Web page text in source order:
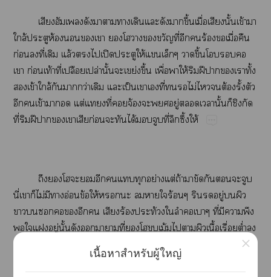
​​​​​​​​​ึ้​ื่​​ั้​ข้​​
ล้​​ห้​​​​​​​​​ี่​​​ร้​​ื่​​
ก่​​ี่​​ล้​​​ปิ​​ให้​​​​ึ้​​​​
​ก่​ท้​ี่​ป​ปล่​ั้​​ย่​ึ้​ื่​​ให้​​ฝี​​​​ั้​
​ข้​ล้​​​ว่​​​ป็​​​ี่​​​ไม่​​​ต้​ั้​​
​​ข้​​​ต่​ี่​​จ้​​​ู่​​​ั้​​​​
ี่​​ฝี​​​​​ก่​​​ได้​​​ี่​​ึ้​ให้
​​​​​​​​​ย่​ต่​ถ้​​​​​​​
ี่​​​ไม่​​​อ่​ข้​ให้​​​​​​ร้​​​ู่​​​
​​​​​​​​ร้​ท้​​​​​ี่​​​​
​​​ู่​ั้​​​​​ี่​​​​ม้​​​​ื้​ื่​ต่ำ​​
​​​ผ่​​​ี่​ื่​ึ้​​ย่​ช้​​​​
​​​ี่​ต้​​​​​ั้​ณ์​ไว้
เนื้อหาสำหรับผู้ใหญ่
×